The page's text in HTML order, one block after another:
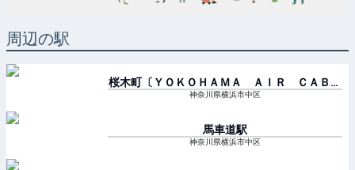
周辺の駅
桜木町〔ＹＯＫＯＨＡＭＡ ＡＩＲ ＣＡＢＩ
Ｎ〕駅
神奈川県横浜市中区
馬車道駅
神奈川県横浜市中区